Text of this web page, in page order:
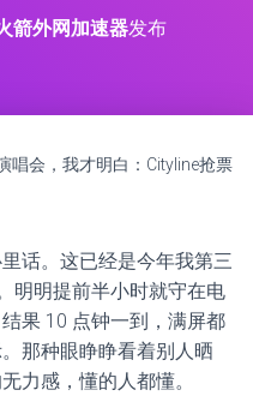
箭外网加速器发布
唱会，我才明白：Cityline抢票
话。这已经是今年我第三
明明提前半小时就守在电
果 10 点钟一到，满屏都
那种眼睁睁看着别人晒
力感，懂的人都懂。